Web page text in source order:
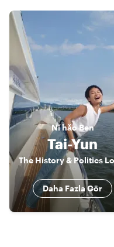
Nǐ hǎoBen
Tai-Yun
Daha Fazla Gör